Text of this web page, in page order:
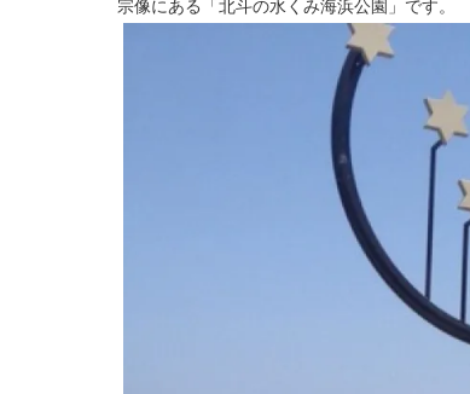
宗像にある「北斗の水くみ海浜公園」です。